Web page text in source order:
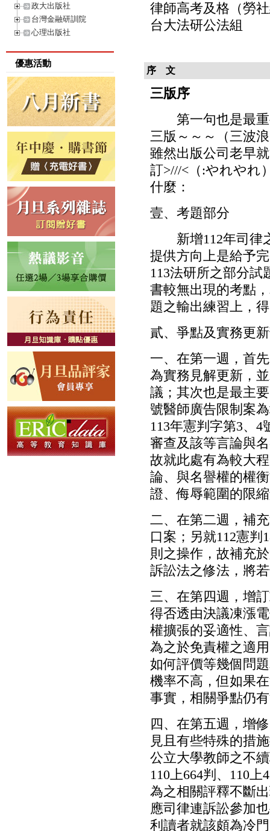
政大出版社
台灣金融研訓院
心理出版社
優惠活動
律師高考及格（勞
台大法研公法組
序 文
三版序
第一句也是最重
三版～～～（三波
雖然出版公司老早
訂>///<（:やれやれ
什麼：
壹、考題部分
新增112年司律之
提供方向上是給予
113法研所之部分試
書較無出現的考點
題之輸出練習上，
貳、爭點及實務更
一、在第一週，首
為實務見解更新，
議；其次也是最主
號醫師廣告限制案
113年憲判字第3、
審查及該等言論與
故就此處有為較大
論、與名譽權的權
證、侮辱範圍的限
二、在第二週，補
口案；另就112憲
則之操作，故補充
訴訟法之修法，將
三、在第四週，增
得否透由決議凍漲
權擴張的妥適性、
為之於免責權之適
如何評價等幾個問
機率不高，但如果
事實，相關爭點仍
四、在第五週，增
見且有些特殊的措
公立大學教師之不
110上664判、110
為之相關評釋不斷
應司律連訴訟參加
利讀者就該頗為冷